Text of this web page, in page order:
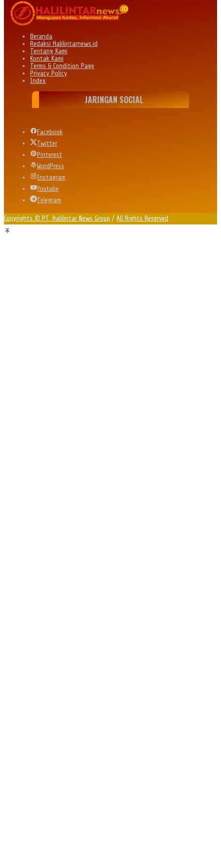
Beranda
Redaksi Halilintarnews.id
Tentang Kami
Kontak Kami
Terms & Condition Page
Privacy Policy
Index
JARINGAN SOCIAL
Facebook
Twitter
Pinterest
WordPress
Instagram
Youtube
Telegram
Copyrights © PT. Halilintar News Group / All Rights Reserved